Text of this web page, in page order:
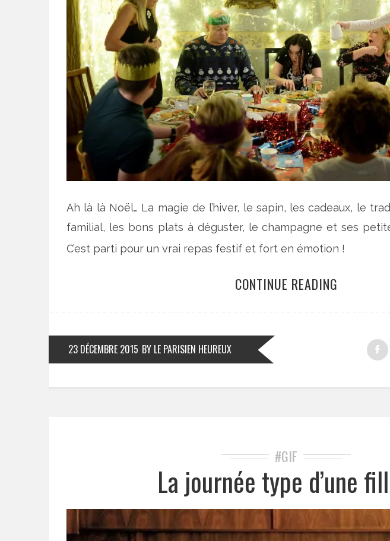
Ah là là Noël… La magie de l’hiver, le sapin, les cadeaux, le
familial, les bons plats à déguster, le champagne et ses
C’est parti pour un vrai repas festif et fort en émotion !
CONTINUE READING
23 DÉCEMBRE 2015 BY LE PARISIEN HEUREUX
#GIF
La journée type d’une